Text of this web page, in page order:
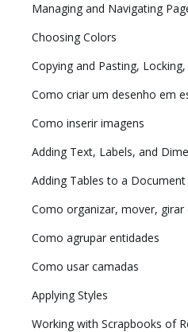
Managing and Navigating
Choosing Colors
Como criar um desenho em
Como inserir imagens
Adding Text, Labels, and
Adding Tables to a Document
Como organizar, mover,
Como agrupar entidades
Como usar camadas
Applying Styles
Working with Scrapbooks of